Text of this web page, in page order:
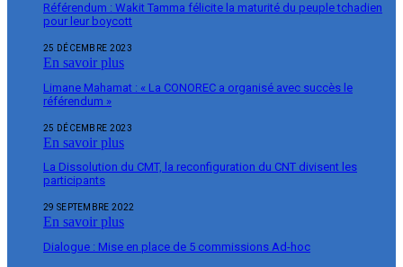
Référendum : Wakit Tamma félicite la maturité du peuple tchadien
pour leur boycott
25 DÉCEMBRE 2023
En savoir plus
Limane Mahamat : « La CONOREC a organisé avec succès le
référendum »
25 DÉCEMBRE 2023
En savoir plus
La Dissolution du CMT, la reconfiguration du CNT divisent les
participants
29 SEPTEMBRE 2022
En savoir plus
Dialogue : Mise en place de 5 commissions Ad-hoc